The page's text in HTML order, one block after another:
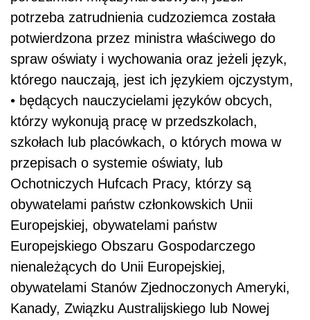
potrzeba zatrudnienia cudzoziemca została
potwierdzona przez ministra właściwego do
spraw oświaty i wychowania oraz jeżeli język,
którego nauczają, jest ich językiem ojczystym,
• będących nauczycielami języków obcych,
którzy wykonują pracę w przedszkolach,
szkołach lub placówkach, o których mowa w
przepisach o systemie oświaty, lub
Ochotniczych Hufcach Pracy, którzy są
obywatelami państw członkowskich Unii
Europejskiej, obywatelami państw
Europejskiego Obszaru Gospodarczego
nienależących do Unii Europejskiej,
obywatelami Stanów Zjednoczonych Ameryki,
Kanady, Związku Australijskiego lub Nowej